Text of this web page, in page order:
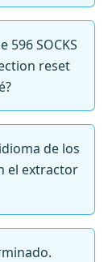
596 SOCKS
reset
de los
el extractor